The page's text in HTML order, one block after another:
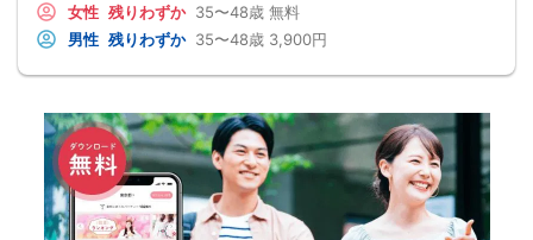
女性 残りわずか 35〜48歳 無料
男性 残りわずか 35〜48歳 3,900円